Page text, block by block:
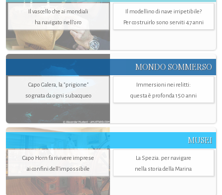
Il vascello che ai mondiali
ha navigato nell’oro
Il modellino di nave irripetibile?
Per costruirlo sono serviti 47 anni
MONDO SOMMERSO
Capo Galera, la "prigione"
sognata da ogni subacqueo
Immersioni nei relitti:
questa è profonda 150 anni
MUSEI
Capo Horn fa rivivere imprese
ai confini dell’impossibile
La Spezia. per navigare
nella storia della Marina